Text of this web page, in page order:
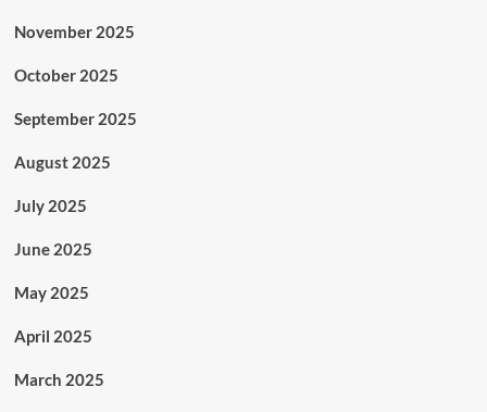
November 2025
October 2025
September 2025
August 2025
July 2025
June 2025
May 2025
April 2025
March 2025